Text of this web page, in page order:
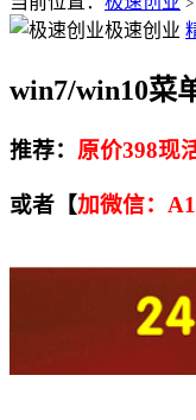
极速创业
win7/win10菜
推荐： 原价398现
或者【加微信：